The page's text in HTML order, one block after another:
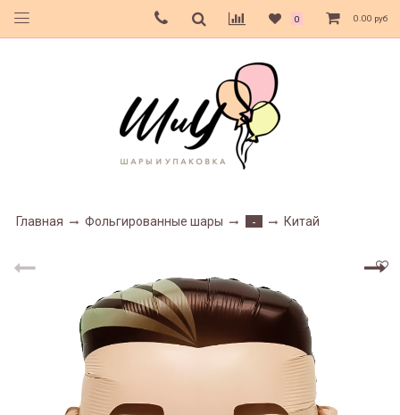
0 0.00 руб
Главная Фольгированные шары - Китай